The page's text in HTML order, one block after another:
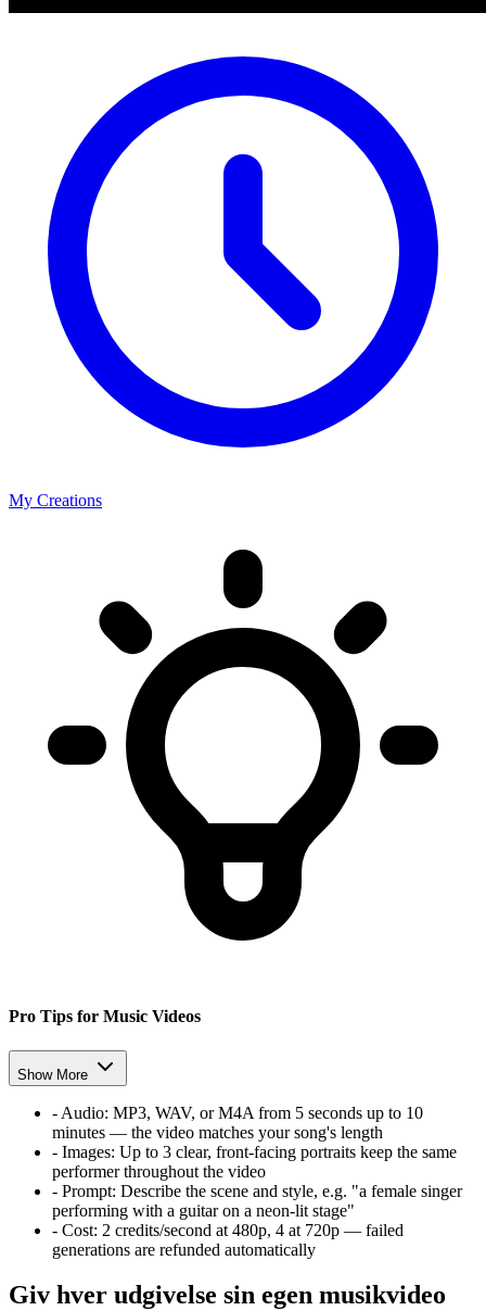
My Creations
Pro Tips for Music Videos
Show More
- Audio: MP3, WAV, or M4A from 5 seconds up to 10
minutes — the video matches your song's length
- Images: Up to 3 clear, front-facing portraits keep the same
performer throughout the video
- Prompt: Describe the scene and style, e.g. "a female singer
performing with a guitar on a neon-lit stage"
- Cost: 2 credits/second at 480p, 4 at 720p — failed
generations are refunded automatically
Giv hver udgivelse sin egen musikvideo